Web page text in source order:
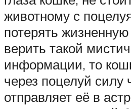
животному с
потерять
верить такой
информации, то
через поцелуй силу
отправляет её в